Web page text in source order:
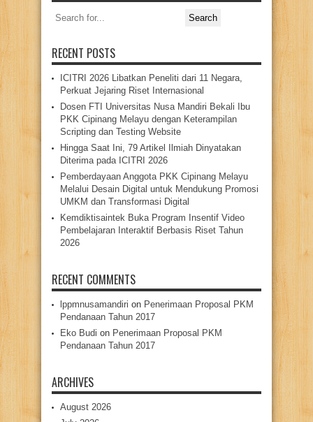
Search
for:
RECENT POSTS
ICITRI 2026 Libatkan Peneliti dari 11 Negara,
Perkuat Jejaring Riset Internasional
Dosen FTI Universitas Nusa Mandiri Bekali Ibu
PKK Cipinang Melayu dengan Keterampilan
Scripting dan Testing Website
Hingga Saat Ini, 79 Artikel Ilmiah Dinyatakan
Diterima pada ICITRI 2026
Pemberdayaan Anggota PKK Cipinang Melayu
Melalui Desain Digital untuk Mendukung Promosi
UMKM dan Transformasi Digital
Kemdiktisaintek Buka Program Insentif Video
Pembelajaran Interaktif Berbasis Riset Tahun
2026
RECENT COMMENTS
lppmnusamandiri on Penerimaan Proposal PKM
Pendanaan Tahun 2017
Eko Budi on Penerimaan Proposal PKM
Pendanaan Tahun 2017
ARCHIVES
August 2026